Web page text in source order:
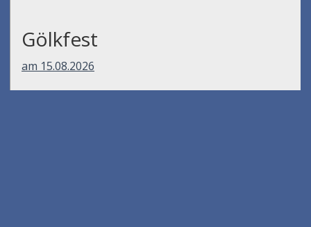
Gölkfest
am 15.08.2026